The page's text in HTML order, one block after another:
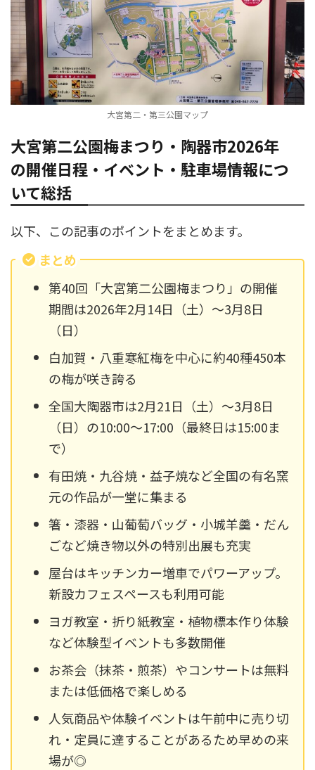
大宮第二・第三公園マップ
大宮第二公園梅まつり・陶器市2026年
の開催日程・イベント・駐車場情報につ
いて総括
以下、この記事のポイントをまとめます。
まとめ
第40回「大宮第二公園梅まつり」の開催
期間は2026年2月14日（土）〜3月8日
（日）
白加賀・八重寒紅梅を中心に約40種450本
の梅が咲き誇る
全国大陶器市は2月21日（土）〜3月8日
（日）の10:00〜17:00（最終日は15:00ま
で）
有田焼・九谷焼・益子焼など全国の有名窯
元の作品が一堂に集まる
箸・漆器・山葡萄バッグ・小城羊羹・だん
ごなど焼き物以外の特別出展も充実
屋台はキッチンカー増車でパワーアップ。
新設カフェスペースも利用可能
ヨガ教室・折り紙教室・植物標本作り体験
など体験型イベントも多数開催
お茶会（抹茶・煎茶）やコンサートは無料
または低価格で楽しめる
人気商品や体験イベントは午前中に売り切
れ・定員に達することがあるため早めの来
場が◎